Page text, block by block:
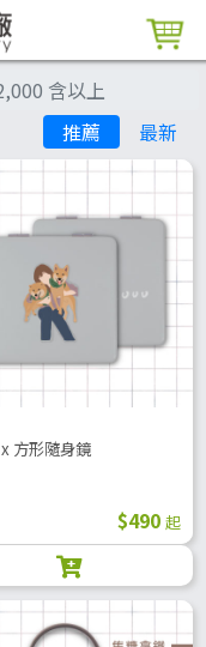
含以上
推薦
最新
方形隨身鏡
$490 起